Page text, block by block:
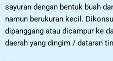
sayuran dengan bentuk buah
namun berukuran kecil.
dipanggang atau dicampur ke
daerah yang dingim / dataran